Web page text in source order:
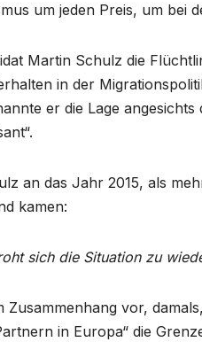
um jeden Preis, um bei
Martin Schulz die
in der
er die Lage
an das Jahr 2015, als
kamen:
sich die Situation zu
vor,
in Europa“ die